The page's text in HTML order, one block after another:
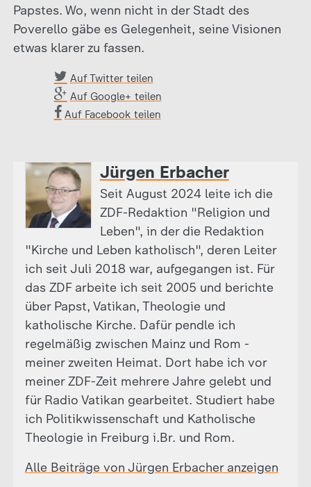
Papstes. Wo, wenn nicht in der Stadt des
Poverello gäbe es Gelegenheit, seine Visionen
etwas klarer zu fassen.
Auf Twitter teilen
Auf Google+ teilen
Auf Facebook teilen
Jürgen Erbacher
Seit August 2024 leite ich die
ZDF-Redaktion "Religion und
Leben", in der die Redaktion
"Kirche und Leben katholisch", deren Leiter
ich seit Juli 2018 war, aufgegangen ist. Für
das ZDF arbeite ich seit 2005 und berichte
über Papst, Vatikan, Theologie und
katholische Kirche. Dafür pendle ich
regelmäßig zwischen Mainz und Rom -
meiner zweiten Heimat. Dort habe ich vor
meiner ZDF-Zeit mehrere Jahre gelebt und
für Radio Vatikan gearbeitet. Studiert habe
ich Politikwissenschaft und Katholische
Theologie in Freiburg i.Br. und Rom.
Alle Beiträge von Jürgen Erbacher anzeigen